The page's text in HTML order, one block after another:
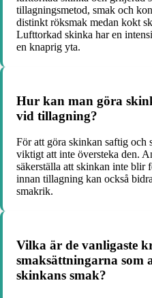
tillagningsmetod, smak och
distinkt röksmak medan kokt
Lufttorkad skinka har en
en knaprig yta.
Hur kan man göra
vid tillagning?
För att göra skinkan saftig
viktigt att inte översteka den.
säkerställa att skinkan inte blir
innan tillagning kan också
smakrik.
Vilka är de vanligaste
smaksättningarna som
skinkans smak?